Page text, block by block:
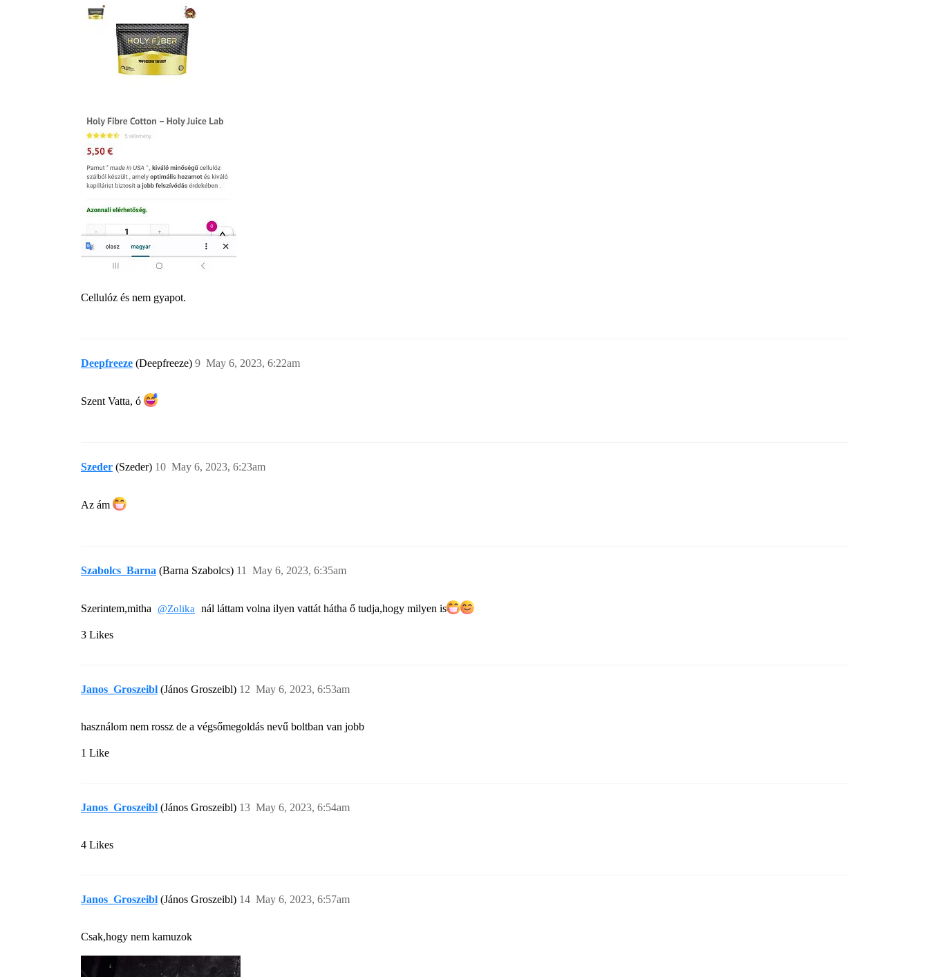
Cellulóz és nem gyapot.
Deepfreeze (Deepfreeze) May 6, 2023, 6:22am
9
Szent Vatta, ó
Szeder (Szeder) May 6, 2023, 6:23am
10
Az ám
Szabolcs_Barna (Barna Szabolcs) May 6, 2023, 6:35am
11
Szerintem,mitha @Zolika nál láttam volna ilyen vattát hátha ő tudja,hogy milyen is​
3 Likes
Janos_Groszeibl (János Groszeibl) May 6, 2023, 6:53am
12
használom nem rossz de a végsőmegoldás nevű boltban van jobb
1 Like
Janos_Groszeibl (János Groszeibl) May 6, 2023, 6:54am
13
4 Likes
Janos_Groszeibl (János Groszeibl) May 6, 2023, 6:57am
14
Csak,hogy nem kamuzok